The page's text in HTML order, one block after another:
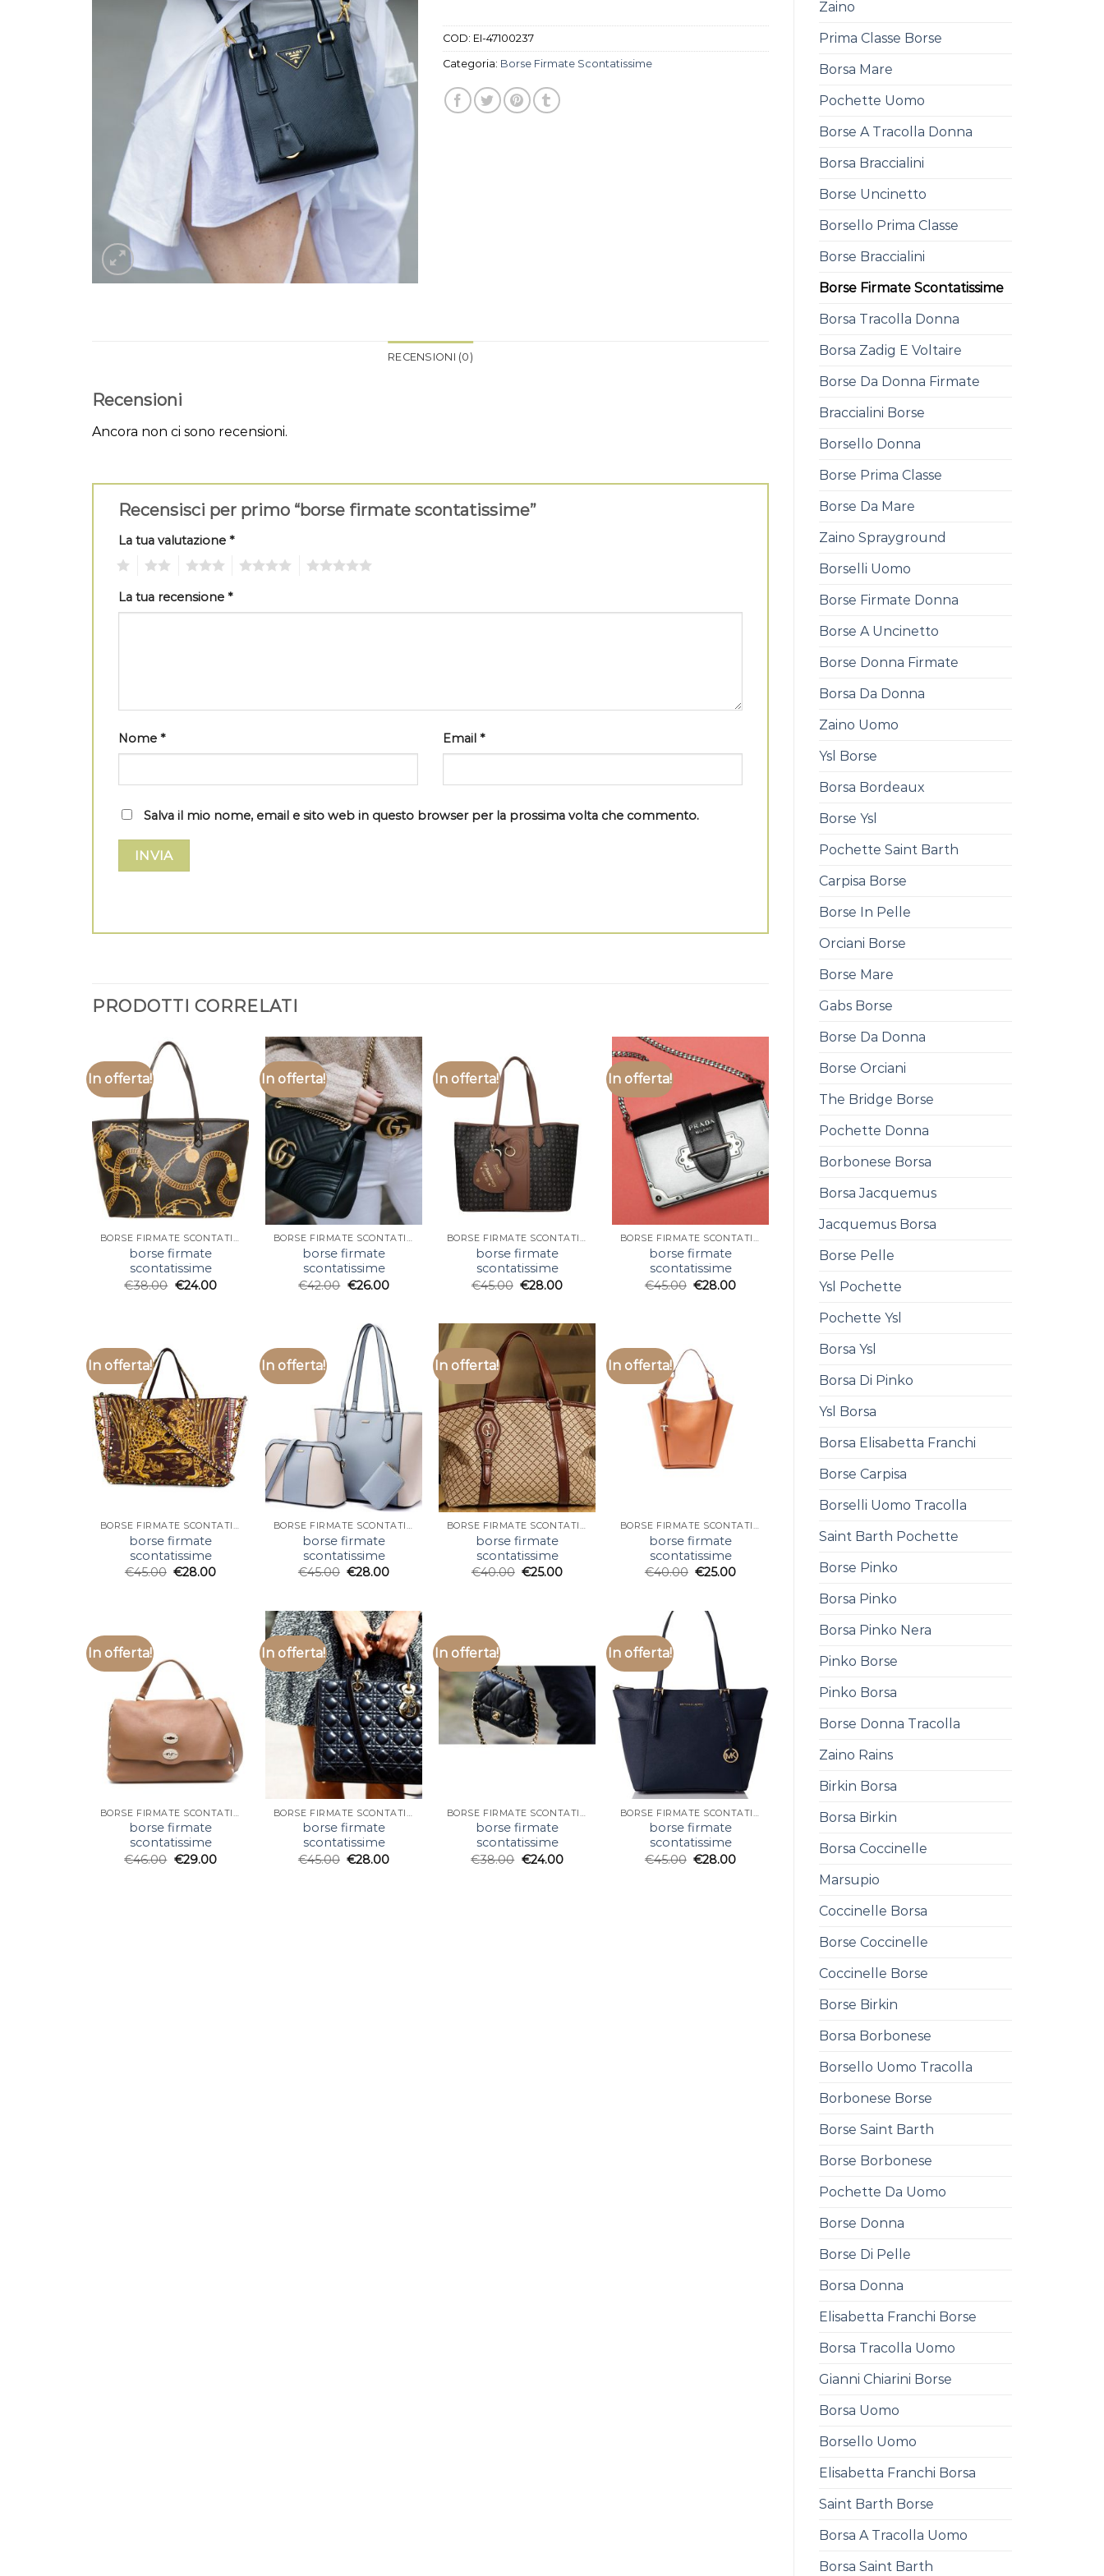
Zaino
Prima Classe Borse
Borsa Mare
Pochette Uomo
Borse A Tracolla Donna
Borsa Braccialini
Borse Uncinetto
Borsello Prima Classe
Borse Braccialini
Borse Firmate Scontatissime
Borsa Tracolla Donna
Borsa Zadig E Voltaire
Borse Da Donna Firmate
Braccialini Borse
Borsello Donna
Borse Prima Classe
Borse Da Mare
Zaino Sprayground
Borselli Uomo
Borse Firmate Donna
Borse A Uncinetto
Borse Donna Firmate
Borsa Da Donna
Zaino Uomo
Ysl Borse
Borsa Bordeaux
Borse Ysl
Pochette Saint Barth
Carpisa Borse
Borse In Pelle
Orciani Borse
Borse Mare
Gabs Borse
Borse Da Donna
Borse Orciani
The Bridge Borse
Pochette Donna
Borbonese Borsa
Borsa Jacquemus
Jacquemus Borsa
Borse Pelle
Ysl Pochette
Pochette Ysl
Borsa Ysl
Borsa Di Pinko
Ysl Borsa
Borsa Elisabetta Franchi
Borse Carpisa
Borselli Uomo Tracolla
Saint Barth Pochette
Borse Pinko
Borsa Pinko
Borsa Pinko Nera
Pinko Borse
Pinko Borsa
Borse Donna Tracolla
Zaino Rains
Birkin Borsa
Borsa Birkin
Borsa Coccinelle
Marsupio
Coccinelle Borsa
Borse Coccinelle
Coccinelle Borse
Borse Birkin
Borsa Borbonese
Borsello Uomo Tracolla
Borbonese Borse
Borse Saint Barth
Borse Borbonese
Pochette Da Uomo
Borse Donna
Borse Di Pelle
Borsa Donna
Elisabetta Franchi Borse
Borsa Tracolla Uomo
Gianni Chiarini Borse
Borsa Uomo
Borsello Uomo
Elisabetta Franchi Borsa
Saint Barth Borse
Borsa A Tracolla Uomo
Borsa Saint Barth
COD: EI-47100237
Categoria: Borse Firmate Scontatissime
RECENSIONI (0)
Recensioni
Ancora non ci sono recensioni.
Recensisci per primo “borse firmate scontatissime”
La tua valutazione *
La tua recensione *
Nome * Email *
Salva il mio nome, email e sito web in questo browser per la prossima volta che commento.
PRODOTTI CORRELATI
In offerta!
BORSE FIRMATE SCONTATISSIME
borse firmate
scontatissime
€38.00 €24.00
In offerta!
BORSE FIRMATE SCONTATISSIME
borse firmate
scontatissime
€42.00 €26.00
In offerta!
BORSE FIRMATE SCONTATISSIME
borse firmate
scontatissime
€45.00 €28.00
In offerta!
BORSE FIRMATE SCONTATISSIME
borse firmate
scontatissime
€45.00 €28.00
In offerta!
BORSE FIRMATE SCONTATISSIME
borse firmate
scontatissime
€45.00 €28.00
In offerta!
BORSE FIRMATE SCONTATISSIME
borse firmate
scontatissime
€45.00 €28.00
In offerta!
BORSE FIRMATE SCONTATISSIME
borse firmate
scontatissime
€40.00 €25.00
In offerta!
BORSE FIRMATE SCONTATISSIME
borse firmate
scontatissime
€40.00 €25.00
In offerta!
BORSE FIRMATE SCONTATISSIME
borse firmate
scontatissime
€46.00 €29.00
In offerta!
BORSE FIRMATE SCONTATISSIME
borse firmate
scontatissime
€45.00 €28.00
In offerta!
BORSE FIRMATE SCONTATISSIME
borse firmate
scontatissime
€38.00 €24.00
In offerta!
BORSE FIRMATE SCONTATISSIME
borse firmate
scontatissime
€45.00 €28.00